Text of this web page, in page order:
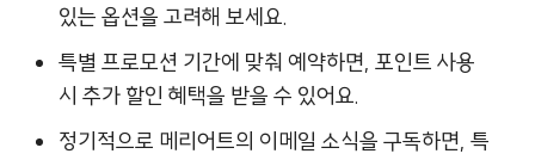
있는 옵션을 고려해 보세요.
특별 프로모션 기간에 맞춰 예약하면, 포인트 사용
시 추가 할인 혜택을 받을 수 있어요.
정기적으로 메리어트의 이메일 소식을 구독하면, 특